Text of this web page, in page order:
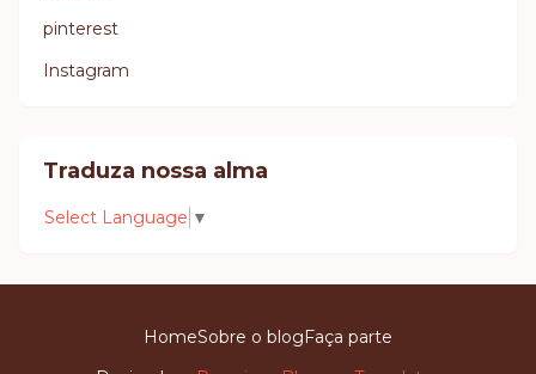
pinterest
Instagram
Traduza nossa alma
Select Language ▼
HomeSobre o blogFaça parte